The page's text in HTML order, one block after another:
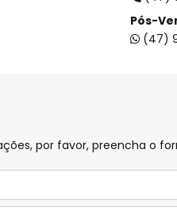
Pós-
(47)
por favor, preencha o